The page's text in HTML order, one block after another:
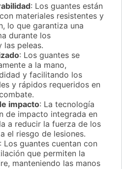
: Los guantes están
materiales resistentes y
lo que garantiza una
durante los
las peleas.
: Los guantes se
a la mano,
y facilitando los
y rápidos requeridos en
impacto: La tecnología
de impacto integrada en
a reducir la fuerza de los
el riesgo de lesiones.
: Los guantes cuentan con
que permiten la
manteniendo las manos